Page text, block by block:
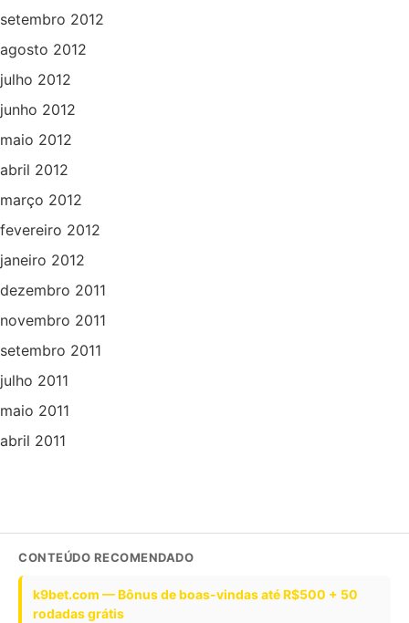
setembro 2012
agosto 2012
julho 2012
junho 2012
maio 2012
abril 2012
março 2012
fevereiro 2012
janeiro 2012
dezembro 2011
novembro 2011
setembro 2011
julho 2011
maio 2011
abril 2011
CONTEÚDO RECOMENDADO
k9bet.com — Bônus de boas-vindas até R$500 + 50
rodadas grátis